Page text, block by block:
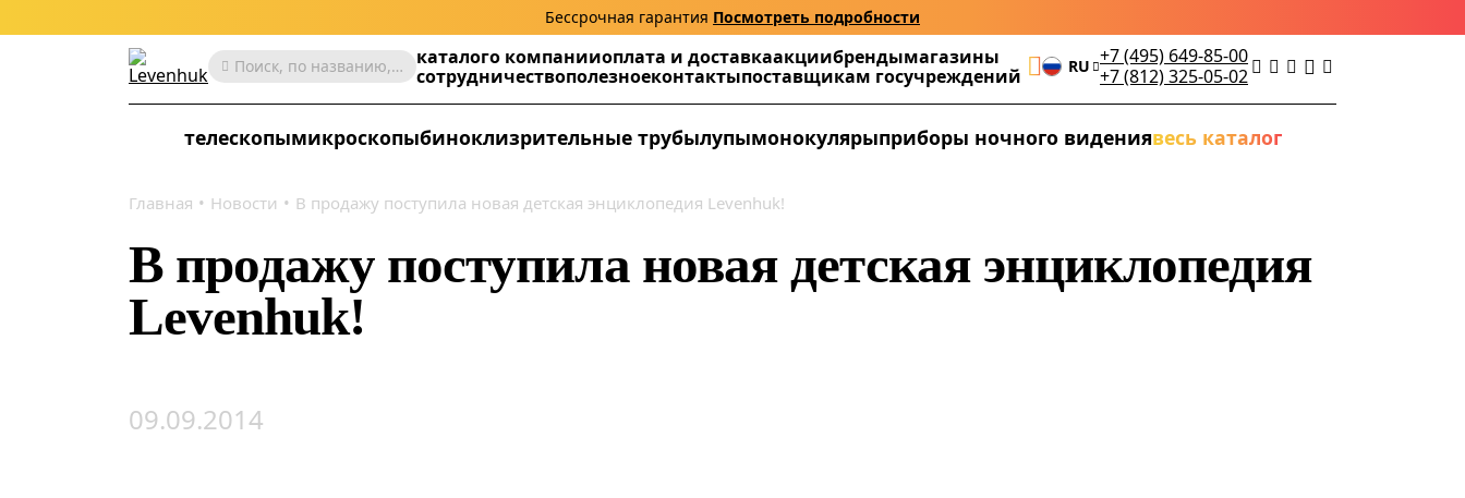
Бессрочная гарантия Посмотреть подробности
Поиск, по названию, артикулу, категории и др. каталого компанииоплата и доставкаакциибрендымагазины
сотрудничествополезноеконтактыпоставщикам госучреждений RU +7 (495) 649-85-00
+7 (812) 325-05-02
телескопымикроскопыбиноклизрительные трубылупымонокулярыприборы ночного видениявесь каталог
Главная Новости В продажу поступила новая детская энциклопедия Levenhuk!
В продажу поступила новая детская энциклопедия
Levenhuk!
09.09.2014